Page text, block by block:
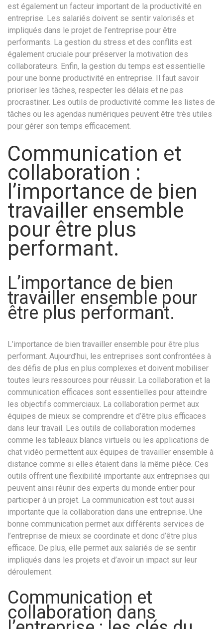
est également un facteur important de la productivité en
entreprise. Les salariés doivent se sentir valorisés et
impliqués dans le projet de l’entreprise pour être
performants. La gestion du stress et des conflits est
également cruciale pour préserver la motivation des
collaborateurs. Enfin, la gestion du temps est essentielle
pour une bonne productivité en entreprise. Il faut savoir
prioriser les tâches, respecter les délais et ne pas
procrastiner. Les outils de productivité comme les listes de
tâches ou les agendas numériques peuvent être très utiles
pour gérer son temps efficacement.
Communication et
collaboration :
l’importance de bien
travailler ensemble
pour être plus
performant.
L’importance de bien
travailler ensemble pour
être plus performant.
L’importance de bien travailler ensemble pour être plus
performant. Aujourd’hui, les entreprises sont confrontées à
des défis de plus en plus complexes et doivent mobiliser
toutes leurs ressources pour réussir. La collaboration et la
communication efficaces sont essentielles pour atteindre
les objectifs commerciaux. La collaboration permet aux
équipes de mieux se comprendre et d’être plus efficaces
dans leur travail. Les outils de collaboration modernes
comme les tableaux blancs virtuels ou les applications de
chat vidéo permettent aux équipes de travailler ensemble à
distance comme si elles étaient dans la même pièce. Ces
outils offrent une flexibilité importante aux entreprises qui
peuvent ainsi réunir des experts du monde entier pour
participer à un projet. La communication est tout aussi
importante que la collaboration dans une entreprise. Une
bonne communication permet aux différents services de
l’entreprise de mieux se coordinate et donc d’être plus
efficace. De plus, elle permet aux salariés de se sentir
impliqués dans les projets et d’avoir un impact sur leur
déroulement.
Communication et
collaboration dans